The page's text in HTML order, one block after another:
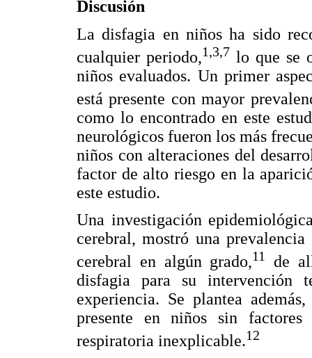
Discusión
La disfagia en niños ha sido
cualquier periodo,1,3,7 lo que se
niños evaluados. Un primer
está presente con mayor
como lo encontrado en este
neurológicos fueron los más
niños con alteraciones del
factor de alto riesgo en la
este estudio.
Una investigación
cerebral, mostró una
cerebral en algún grado,11
de
disfagia para su intervención
experiencia. Se plantea
presente en niños sin
respiratoria inexplicable.12